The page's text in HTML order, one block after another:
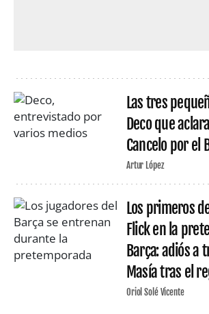
Las tres
Deco que
Cancelo por el
Artur López
Los primeros
Flick en la
Barça: adiós a
Masía tras el
Oriol Solé Vicente